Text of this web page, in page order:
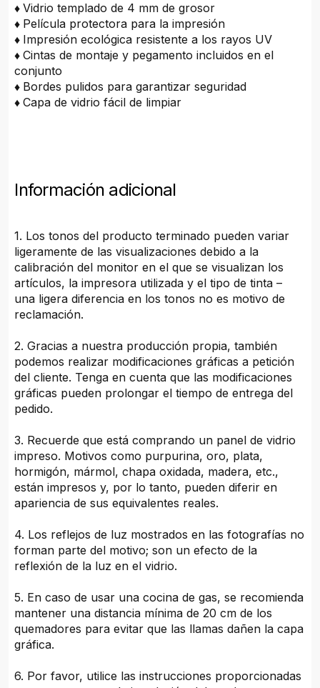
♦Vidrio templado de 4 mm de grosor
♦ Película protectora para la impresión
♦ Impresión ecológica resistente a los rayos UV
♦Cintas de montaje y pegamento incluidos en el
conjunto
♦ Bordes pulidos para garantizar seguridad
♦Capa de vidrio fácil de limpiar
Información adicional
1. Los tonos del producto terminado pueden variar
ligeramente de las visualizaciones debido a la
calibración del monitor en el que se visualizan los
artículos, la impresora utilizada y el tipo de tinta –
una ligera diferencia en los tonos no es motivo de
reclamación.
2. Gracias a nuestra producción propia, también
podemos realizar modificaciones gráficas a petición
del cliente. Tenga en cuenta que las modificaciones
gráficas pueden prolongar el tiempo de entrega del
pedido.
3. Recuerde que está comprando un panel de vidrio
impreso. Motivos como purpurina, oro, plata,
hormigón, mármol, chapa oxidada, madera, etc.,
están impresos y, por lo tanto, pueden diferir en
apariencia de sus equivalentes reales.
4. Los reflejos de luz mostrados en las fotografías no
forman parte del motivo; son un efecto de la
reflexión de la luz en el vidrio.
5. En caso de usar una cocina de gas, se recomienda
mantener una distancia mínima de 20 cm de los
quemadores para evitar que las llamas dañen la capa
gráfica.
6. Por favor, utilice las instrucciones proporcionadas